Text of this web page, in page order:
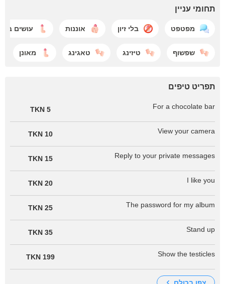
תחומי עניין
מפטפט בלי זיון אוננות עושים ביד
שפשוף טיזינג טאגינג מאונן
תפריט טיפים
For a chocolate bar
5 TKN
View your camera
10 TKN
Reply to your private messages
15 TKN
I like you
20 TKN
The password for my album
25 TKN
Stand up
35 TKN
Show the testicles
199 TKN